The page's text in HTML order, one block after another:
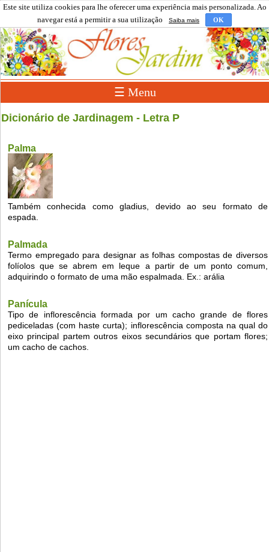
Este site utiliza cookies para lhe oferecer uma experiência mais personalizada. Ao
navegar está a permitir a sua utilização
Saiba mais OK
☰ Menu
Dicionário de Jardinagem - Letra P
Palma
Também conhecida como gladius, devido ao seu formato de
espada.
Palmada
Termo empregado para designar as folhas compostas de diversos
folíolos que se abrem em leque a partir de um ponto comum,
adquirindo o formato de uma mão espalmada. Ex.: arália
Panícula
Tipo de inflorescência formada por um cacho grande de flores
pediceladas (com haste curta); inflorescência composta na qual do
eixo principal partem outros eixos secundários que portam flores;
um cacho de cachos.